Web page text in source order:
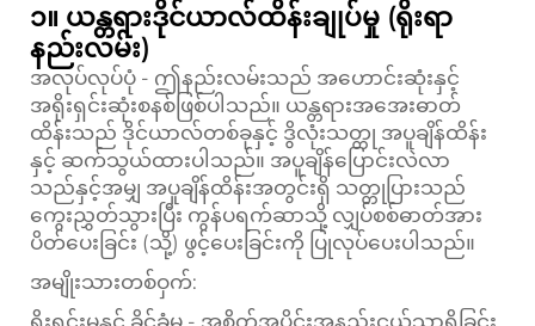
၁။ ယန္တရားဒိုင်ယာလ်ထိန်းချုပ်မှု (ရိုးရာ
နည်းလမ်း)
အလုပ်လုပ်ပုံ - ဤနည်းလမ်းသည် အဟောင်းဆုံးနှင့်
အရိုးရှင်းဆုံးစနစ်ဖြစ်ပါသည်။ ယန္တရားအအေးဓာတ်
ထိန်းသည် ဒိုင်ယာလ်တစ်ခုနှင့် ဒွိလုံးသတ္တု အပူချိန်ထိန်း
နှင့် ဆက်သွယ်ထားပါသည်။ အပူချိန်ပြောင်းလဲလာ
သည်နှင့်အမျှ အပူချိန်ထိန်းအတွင်းရှိ သတ္တုပြားသည်
ကွေးညွှတ်သွားပြီး ကွန်ပရက်ဆာသို့ လျှပ်စစ်ဓာတ်အား
ပိတ်ပေးခြင်း (သို့) ဖွင့်ပေးခြင်းကို ပြုလုပ်ပေးပါသည်။
အမျိုးသားတစ်ဝှက်:
ရိုးရှင်းမှုနှင့် ခိုင်ခံ့မှု - အစိတ်အပိုင်းအနည်းငယ်သာရှိခြင်း